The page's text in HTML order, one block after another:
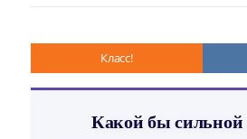
Класс!
Какой бы